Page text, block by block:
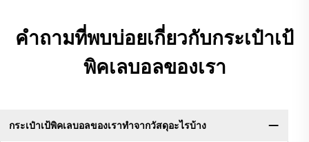
คำถามที่พบบ่อยเกี่ยวกับกระเป๋าเป้
พิคเลบอลของเรา
กระเป๋าเป้พิคเลบอลของเราทำจากวัสดุอะไรบ้าง